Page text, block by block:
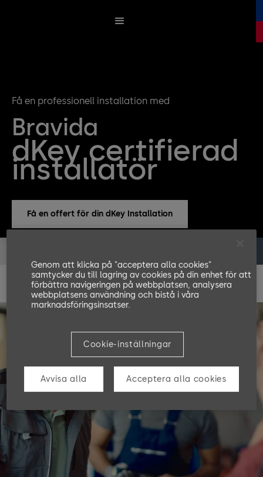
Få en professionell installation med
Bravida
dKey certifierad
installatör
Få en offert för din dKey Installation
Genom att klicka på "acceptera alla cookies"
samtycker du till lagring av cookies på din enhet för att
förbättra navigeringen på webbplatsen, analysera
webbplatsens användning och bistå i våra
marknadsföringsinsatser.
Cookie-inställningar
Avvisa alla Acceptera alla cookies